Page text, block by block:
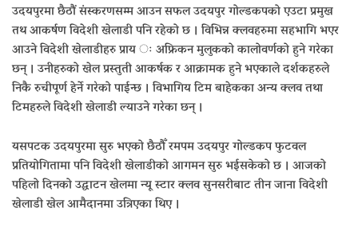
उदयपुरमा छैठौं संस्करणसम्म आउन सफल उदयपुर गोल्डकपको एउटा प्रमुख
तथ आकर्षण विदेशी खेलाडी पनि रहेको छ । विभिन्न क्लवहरुमा सहभागि भएर
आउने विदेशी खेलाडीहरु प्राय ः अफ्रिकन मुलुकको कालोवर्णको हुने गरेका
छन् । उनीहरुको खेल प्रस्तुती आकर्षक र आक्रामक हुने भएकाले दर्शकहरुले
निकै रुचीपूर्ण हेर्ने गरेको पाईन्छ । विभागिय टिम बाहेकका अन्य क्लव तथा
टिमहरुले विदेशी खेलाडी ल्याउने गरेका छन् ।
यसपटक उदयपुरमा सुरु भएको छैठौँ रमपम उदयपुर गोल्डकप फुटवल
प्रतियोगितामा पनि विदेशी खेलाडीको आगमन सुरु भईसकेको छ । आजको
पहिलो दिनको उद्घाटन खेलमा न्यू स्टार क्लव सुनसरीबाट तीन जाना विदेशी
खेलाडी खेल आमैदानमा उत्रिएका थिए ।